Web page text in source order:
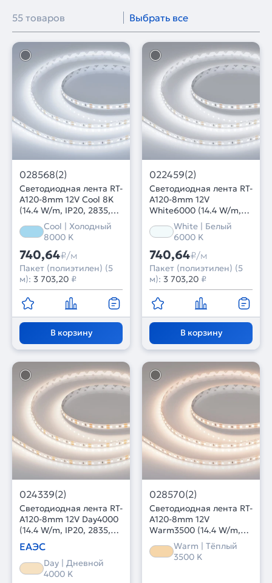
55 товаров Выбрать все
028568(2)
Светодиодная лента RT-
A120-8mm 12V Cool 8K
(14.4 W/m, IP20, 2835,
5m) (Arlight, Открытый)
Cool | Холодный
8000 K
740,64₽/м
Пакет (полиэтилен) (5
м): 3 703,20 ₽
В корзину
022459(2)
Светодиодная лента RT-
A120-8mm 12V
White6000 (14.4 W/m,
IP20, 2835, 5m) (Arlight,
Открытый)
White | Белый
6000 K
740,64₽/м
Пакет (полиэтилен) (5
м): 3 703,20 ₽
В корзину
024339(2)
Светодиодная лента RT-
A120-8mm 12V Day4000
(14.4 W/m, IP20, 2835,
5m) (Arlight, Открытый)
ЕАЭС
Day | Дневной
4000 K
028570(2)
Светодиодная лента RT-
A120-8mm 12V
Warm3500 (14.4 W/m,
IP20, 2835, 5m) (Arlight,
Открытый)
Warm | Тёплый
3500 K